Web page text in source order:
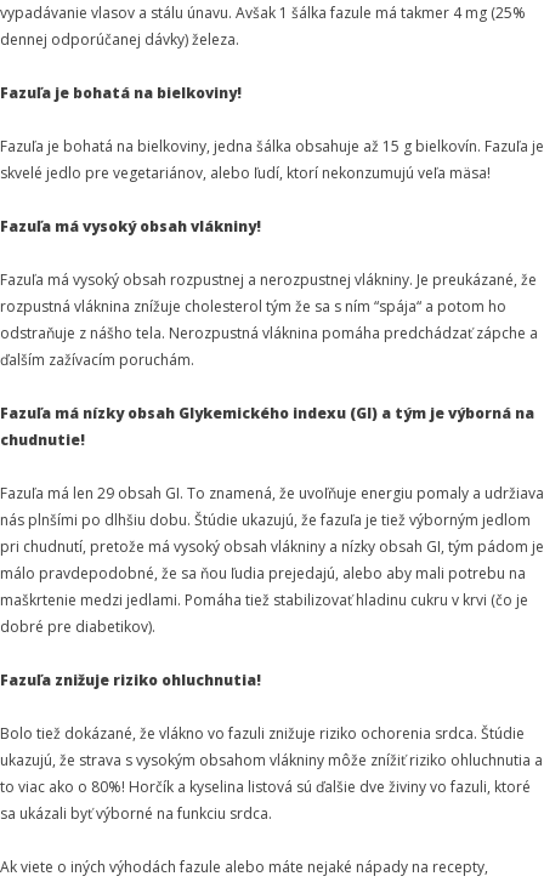
vypadávanie vlasov a stálu únavu. Avšak 1 šálka fazule má takmer 4 mg (25%
dennej odporúčanej dávky) železa.
Fazuľa je bohatá na bielkoviny!
Fazuľa je bohatá na bielkoviny, jedna šálka obsahuje až 15 g bielkovín. Fazuľa je
skvelé jedlo pre vegetariánov, alebo ľudí, ktorí nekonzumujú veľa mäsa!
Fazuľa má vysoký obsah vlákniny!
Fazuľa má vysoký obsah rozpustnej a nerozpustnej vlákniny. Je preukázané, že
rozpustná vláknina znížuje cholesterol tým že sa s ním “spája“ a potom ho
odstraňuje z nášho tela. Nerozpustná vláknina pomáha predchádzať zápche a
ďalším zažívacím poruchám.
Fazuľa má nízky obsah Glykemického indexu (GI) a tým je výborná na
chudnutie!
Fazuľa má len 29 obsah GI. To znamená, že uvoľňuje energiu pomaly a udržiava
nás plnšími po dlhšiu dobu. Štúdie ukazujú, že fazuľa je tiež výborným jedlom
pri chudnutí, pretože má vysoký obsah vlákniny a nízky obsah GI, tým pádom je
málo pravdepodobné, že sa ňou ľudia prejedajú, alebo aby mali potrebu na
maškrtenie medzi jedlami. Pomáha tiež stabilizovať hladinu cukru v krvi (čo je
dobré pre diabetikov).
Fazuľa znižuje riziko ohluchnutia!
Bolo tiež dokázané, že vlákno vo fazuli znižuje riziko ochorenia srdca. Štúdie
ukazujú, že strava s vysokým obsahom vlákniny môže znížiť riziko ohluchnutia a
to viac ako o 80%! Horčík a kyselina listová sú ďalšie dve živiny vo fazuli, ktoré
sa ukázali byť výborné na funkciu srdca.
Ak viete o iných výhodách fazule alebo máte nejaké nápady na recepty,